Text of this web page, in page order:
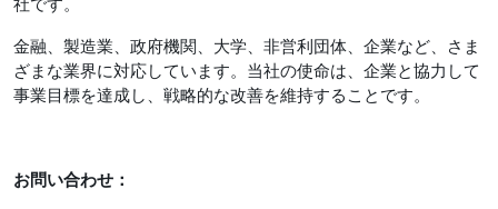
金融、製造業、政府機関、大学、非営利団体、企業など、さま
ざまな業界に対応しています。当社の使命は、企業と協力して
事業目標を達成し、戦略的な改善を維持することです。
お問い合わせ：